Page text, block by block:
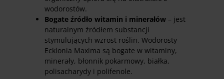
wodorostów.
Bogate źródło witamin i minerałów – jest
naturalnym źródłem substancji
stymulujących wzrost roślin. Wodorosty
Ecklonia Maxima są bogate w witaminy,
minerały, błonnik pokarmowy, białka,
polisacharydy i polifenole.